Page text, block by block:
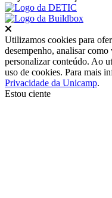
Utilizamos cookies para
desempenho, analisar
personalizar conteúdo. Ao
uso de cookies. Para mais
Privacidade da Unicamp.
Estou ciente